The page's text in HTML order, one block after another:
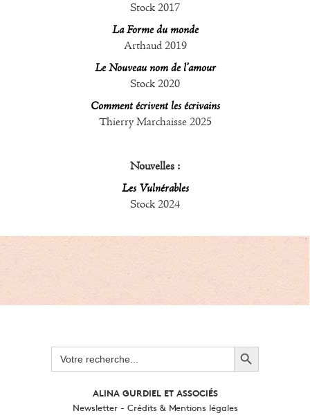
Stock 2017
La Forme du monde
Arthaud 2019
Le Nouveau nom de l’amour
Stock 2020
Comment écrivent les écrivains
Thierry Marchaisse 2025
Nouvelles :
Les Vulnérables
Stock 2024
Search
for:
Search Button
ALINA GURDIEL ET ASSOCIÉS
Newsletter- Crédits & Mentions légales